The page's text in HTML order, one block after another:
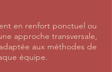
en renfort ponctuel ou
approche transversale,
aux méthodes de
équipe.